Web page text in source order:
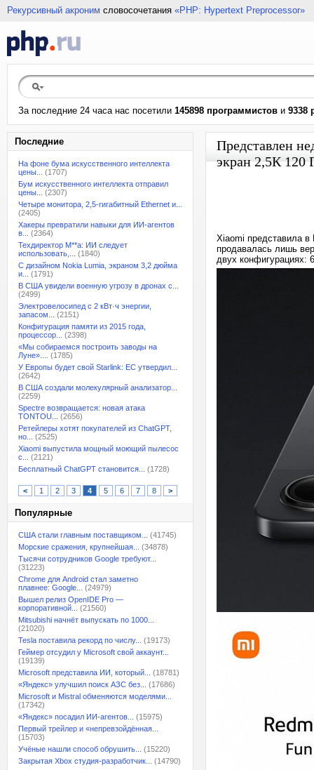
Рекурсивный акроним словосочетания «PHP: Hypertext Preprocessor»
За последние 24 часа нас посетили 145898 программистов и 9338
Последние
На фоне бума искусственного интеллекта
цены...
(1707)
Бум искусственного интеллекта отправил
цены...
(2307)
Четыре монитора, 2,5-гигабитный Ethernet и...
(2405)
Хакеры превратили навыки для ИИ-агентов
в...
(2364)
Техдиректор M**a: ИИ следует
использовать,...
(1840)
С дизайном Nokia Lumia, экраном 3,2 дюйма
и...
(1791)
В США увидели военную угрозу в дронах с...
(2499)
Электровелосипед с 2 кВт·ч энергии,
запасом...
(2151)
Конфигурация памяти из 2015 года,
процессор...
(2398)
«Мы собираемся построить заводы на
Луне»....
(1785)
У Европы будет свой Starlink: ЕС утвердил...
(2642)
В США создали молекулярный анализатор...
(2259)
Spectre возвращается: новая атака
TONTOU...
(2656)
Ретейлеры хотят покупателей из ChatGPT,
но...
(2525)
Xiaomi выпустила мощный моющий пылесос
с...
(2121)
Бесплатный ChatGPT становится...
(1728)
< 1 2 3 4 5 6 7 8 >
Популярные
США стали главным поставщиком...
(41745)
Морские сражения, крупнейшая...
(34878)
Тысячи сотрудников Google требуют...
(31223)
Chrome для Android стал заметно
плавнее: Google...
(24979)
Вышел релиз OpenIDE Pro —
корпоративной...
(21560)
Mitsubishi начнёт выпускать по 1000...
(21020)
Tesla поставила рекорд по числу...
(19173)
Геймер отсудил у Microsoft свой аккаунт...
(19139)
Microsoft представила ИИ, который...
(18781)
«Яндекс» улучшил поиск АЗС без...
(17686)
Microsoft и Mistral обменяются моделями...
(17342)
«Яндекс» посадил ИИ-агентов...
(15975)
Первый трейлер и «непревзойдённая...
(15703)
Учёные нашли способ обрушить...
(15220)
Закрытая Xbox студия-разработчик...
(14790)
Представлен
экран 2,5К 120
Xiaomi представила
продавалась лишь
двух конфигурациях: